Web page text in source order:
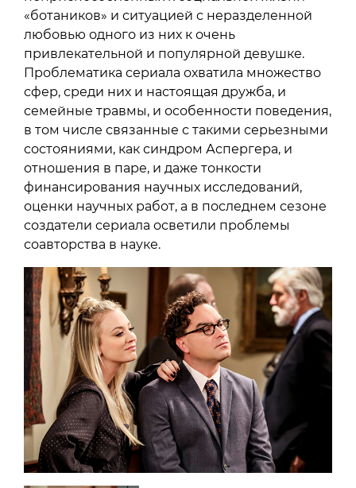
«ботаников» и ситуацией с неразделенной
любовью одного из них к очень
привлекательной и популярной девушке.
Проблематика сериала охватила множество
сфер, среди них и настоящая дружба, и
семейные травмы, и особенности поведения,
в том числе связанные с такими серьезными
состояниями, как синдром Аспергера, и
отношения в паре, и даже тонкости
финансирования научных исследований,
оценки научных работ, а в последнем сезоне
создатели сериала осветили проблемы
соавторства в науке.